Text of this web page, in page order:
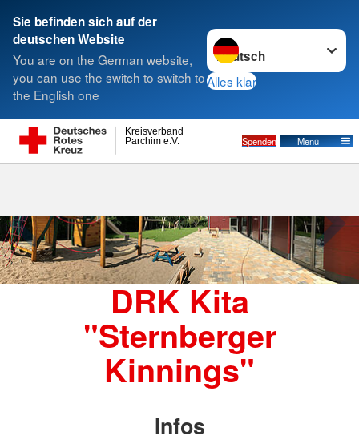
Sie befinden sich auf der
deutschen Website
You are on the German website,
you can use the switch to switch to
the English one
Sprache wechseln zu
Alles klar
Parchim e.V.
Kreisverband
Spenden Menü
Suche
DRK Kita "Sternberger Kinnings"
DRK Kita
"Sternberger
Kinnings"
Infos